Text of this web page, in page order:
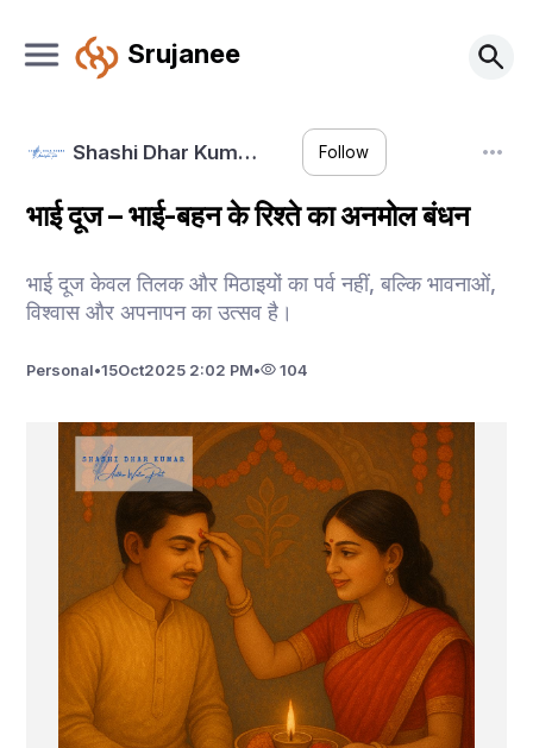
Srujanee
Shashi Dhar Kum… Follow
भाई दूज – भाई-बहन के रिश्ते का अनमोल बंधन
भाई दूज केवल तिलक और मिठाइयों का पर्व नहीं, बल्कि भावनाओं,
विश्वास और अपनापन का उत्सव है।
Personal•15Oct2025 2:02 PM• 104